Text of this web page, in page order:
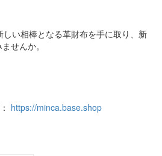
い相棒となる革財布を手に取り、新
せんか。
https://minca.base.shop